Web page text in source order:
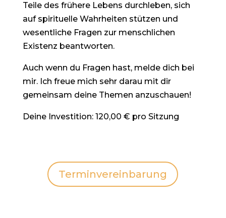
Teile des frühere Lebens durchleben, sich
auf spirituelle Wahrheiten stützen und
wesentliche Fragen zur menschlichen
Existenz beantworten.
Auch wenn du Fragen hast, melde dich bei
mir. Ich freue mich sehr darau mit dir
gemeinsam deine Themen anzuschauen!
Deine Investition: 120,00 € pro Sitzung
Terminvereinbarung